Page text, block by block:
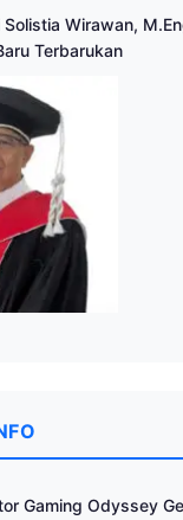
Solistia Wirawan,
Terbarukan
Gaming Odyssey